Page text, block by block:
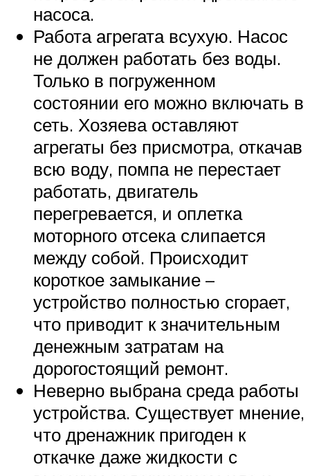
насоса.
Работа агрегата всухую. Насос
не должен работать без воды.
Только в погруженном
состоянии его можно включать в
сеть. Хозяева оставляют
агрегаты без присмотра, откачав
всю воду, помпа не перестает
работать, двигатель
перегревается, и оплетка
моторного отсека слипается
между собой. Происходит
короткое замыкание –
устройство полностью сгорает,
что приводит к значительным
денежным затратам на
дорогостоящий ремонт.
Неверно выбрана среда работы
устройства. Существует мнение,
что дренажник пригоден к
откачке даже жидкости с